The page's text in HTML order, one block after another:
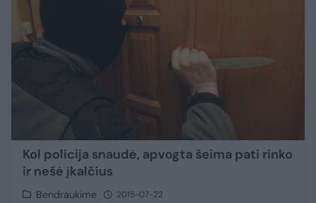
Kol policija snaudė, apvogta šeima pati rinko
ir nešė įkalčius
Bendraukime 2015-07-22